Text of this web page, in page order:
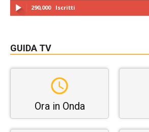
290,000 Iscritti
GUIDA TV
Ora in Onda